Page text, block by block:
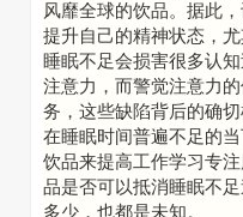
风靡全球的饮品。据此，
提升自己的精神状态，尤
睡眠不足会损害很多认
注意力，而警觉注意力
务，这些缺陷背后的确切
在睡眠时间普遍不足的
饮品来提高工作学习专
品是否可以抵消睡眠不
多少，也都是未知。